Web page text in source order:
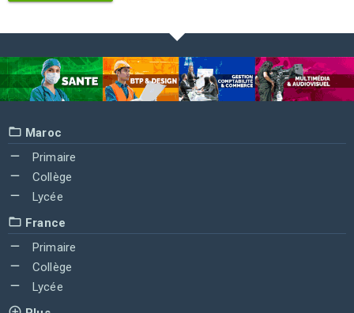
Maroc
Primaire
Collège
Lycée
France
Primaire
Collège
Lycée